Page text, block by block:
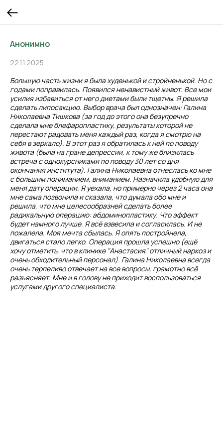
Анонимно
22.11.2025
Большую часть жизни я была худенькой и стройненькой. Но с
годами поправилась. Появился ненавистный живот. Все мои
усилия избавиться от него диетами были тщетны. Я решила
сделать липосакцию. Выбор врача был однозначен: Галина
Николаевна Тишкова (за год до этого она безупречно
сделала мне блефаропластику, результаты которой не
перестают радовать меня каждый раз, когда я смотрю на
себя в зеркало). В этот раз я обратилась к ней по поводу
живота (была на гране депрессии, к тому же близилась
встреча с однокурсниками по поводу 30 лет со дня
окончания института). Галина Николаевна отнеслась ко мне
с большим пониманием, вниманием. Назначила удобную для
меня дату операции. Я уехала, но примерно через 2 часа она
мне сама позвонила и сказала, что думала обо мне и
решила, что мне целесообразней сделать более
радикальную операцию: абдоминопластику. Что эффект
будет намного лучше. Я всё взвесила и согласилась. И не
пожалела. Моя мечта сбылась. Я опять постройнела,
двигаться стало легко. Операция прошла успешно (ещё
хочу отметить, что в клинике "Анастасия" отличный наркоз и
очень обходительный персонал). Галина Николаевна всегда
очень терпеливо отвечает на все вопросы, грамотно всё
разъясняет. Мне и в голову не приходит воспользоваться
услугами другого специалиста.